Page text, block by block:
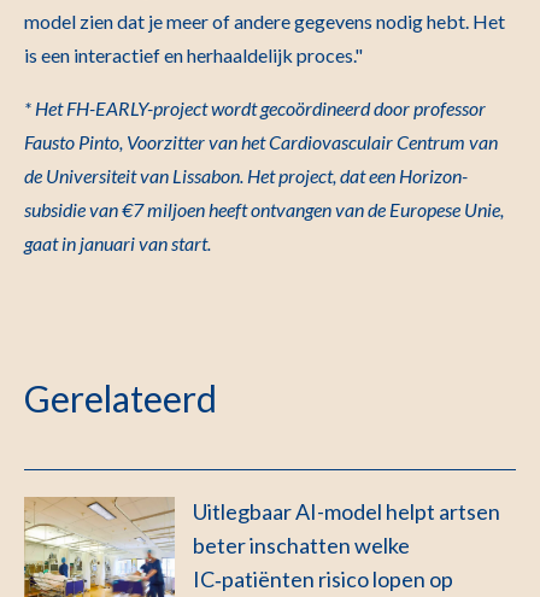
model zien dat je meer of andere gegevens nodig hebt. Het
is een interactief en herhaaldelijk proces."
* Het FH-EARLY-project wordt gecoördineerd door professor
Fausto Pinto, Voorzitter van het Cardiovasculair Centrum van
de Universiteit van Lissabon. Het project, dat een Horizon-
subsidie van €7 miljoen heeft ontvangen van de Europese Unie,
gaat in januari van start.
Gerelateerd
Uitlegbaar AI-model helpt artsen
beter inschatten welke
IC‑patiënten risico lopen op